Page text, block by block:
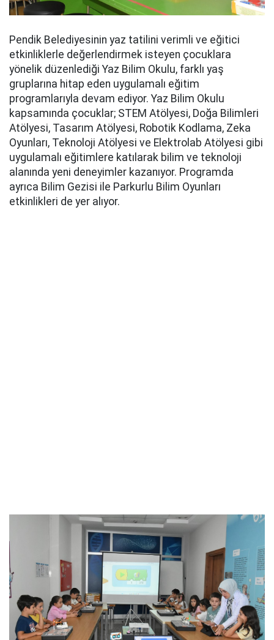
Pendik Belediyesinin yaz tatilini verimli ve eğitici
etkinliklerle değerlendirmek isteyen çocuklara
yönelik düzenlediği Yaz Bilim Okulu, farklı yaş
gruplarına hitap eden uygulamalı eğitim
programlarıyla devam ediyor. Yaz Bilim Okulu
kapsamında çocuklar; STEM Atölyesi, Doğa Bilimleri
Atölyesi, Tasarım Atölyesi, Robotik Kodlama, Zeka
Oyunları, Teknoloji Atölyesi ve Elektrolab Atölyesi gibi
uygulamalı eğitimlere katılarak bilim ve teknoloji
alanında yeni deneyimler kazanıyor. Programda
ayrıca Bilim Gezisi ile Parkurlu Bilim Oyunları
etkinlikleri de yer alıyor.